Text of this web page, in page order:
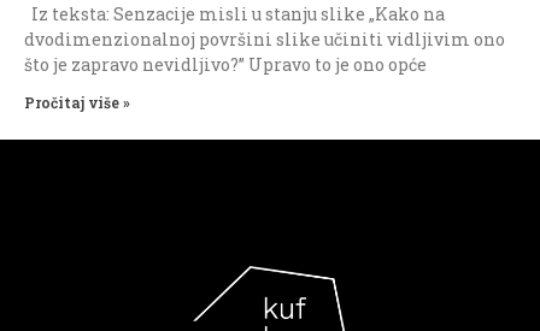
Iz teksta: Senzacije misli u stanju slike „Kako na
dvodimenzionalnoj površini slike učiniti vidljivim ono
što je zapravo nevidljivo?” Upravo to je ono opće
Pročitaj više »